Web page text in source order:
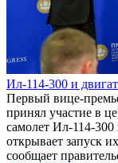
Ил-114-300 и
Первый вице-
принял участие в
самолет Ил-114-
открывает запуск
сообщает